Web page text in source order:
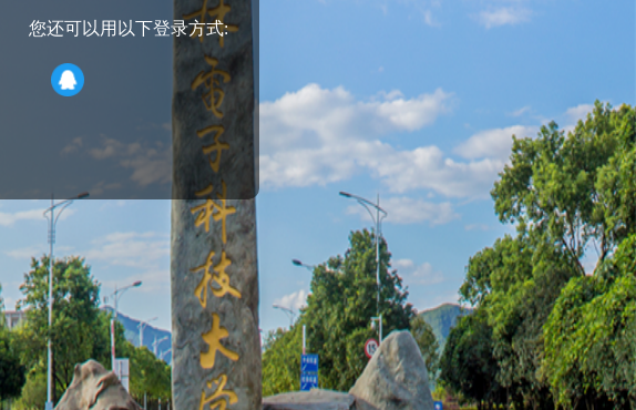
您还可以用以下登录方式: